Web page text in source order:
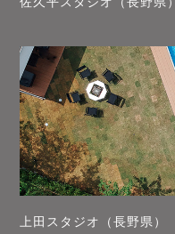
上田スタジオ（長野県）